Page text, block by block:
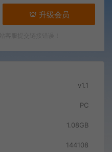
升级会员
v1.1
PC
1.08GB
144108